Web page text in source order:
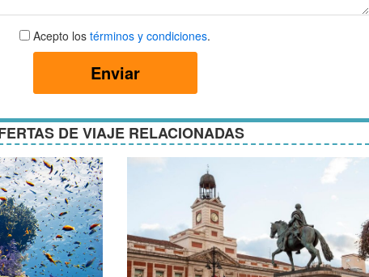
Aceptar
términos
Acepto los términos y condiciones.
Enviar
DE VIAJE RELACIONADAS